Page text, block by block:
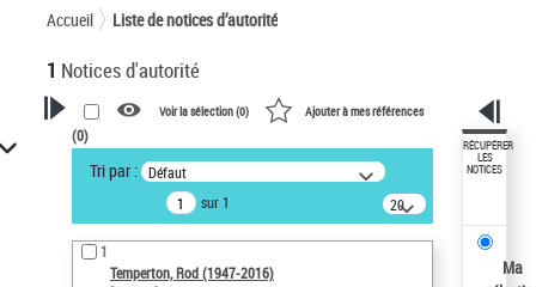
Accueil Liste de notices d’autorité
1 Notices d'autorité
VOTRE RECHERCHE
Recherche avancée dans les
notices d’autorité
Œuvres liées à l'auteur :
Temperton, Rod (1947-2016)
Voir la sélection (0) Ajouter à mes références
(0)
Tri par : Défaut
sur 1
20
résultats/page
1
Temperton, Rod (1947-2016)
RÉCUPÉRER
LES
NOTICES
Ma